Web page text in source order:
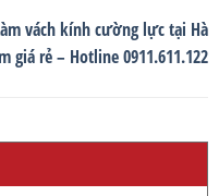
vách kính cường lực tại Hà
giá rẻ – Hotline 0911.611.122